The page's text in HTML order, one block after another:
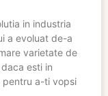
in industria
a evoluat de-a
varietate de
esti in
pentru a-ti vopsi